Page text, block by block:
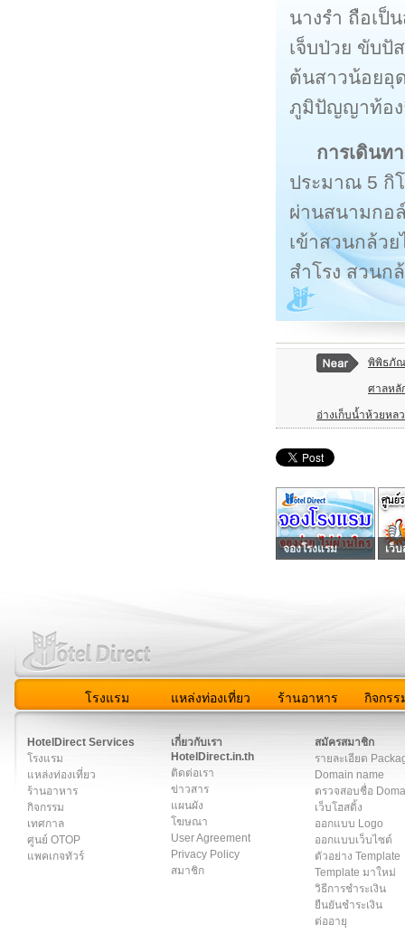
นางรำ ถือเป็
เจ็บป่วย ขับปั
ต้นสาวน้อยอุ
ภูมิปัญญาท้อง
การเดินท
ประมาณ 5 กิ
ผ่านสนามกอ
เข้าสวนกล้ว
สำโรง สวนก
พิพิธภัณ
ศาลหลั
อ่างเก็บน้ำห้วยหล
จองโรงแรม เว็
โรงแรม แหล่งท่องเที่ยว ร้านอาหาร กิจกรร
HotelDirect Services
โรงแรม
แหล่งท่องเที่ยว
ร้านอาหาร
กิจกรรม
เทศกาล
ศูนย์ OTOP
แพคเกจทัวร์
เกี่ยวกับเรา
HotelDirect.in.th
ติดต่อเรา
ข่าวสาร
แผนผัง
โฆษณา
User Agreement
Privacy Policy
สมาชิก
สมัครสมาชิก
รายละเอียด
Domain name
ตรวจสอบชื่อ
เว็บโฮสติ้ง
ออกแบบ Logo
ออกแบบเว็บไซต์
ตัวอย่าง Template
Template มาใหม่
วิธีการชำระเงิน
ยืนยันชำระเงิน
ต่ออายุ